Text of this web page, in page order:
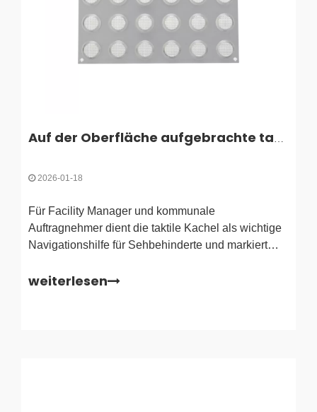
2026-01-18
Für Facility Manager und kommunale
Auftragnehmer dient die taktile Kachel als wichtige
Navigationshilfe für Sehbehinderte und markiert
Bahnsteigkanten und Treppenhäuser. Während
weiterlesen